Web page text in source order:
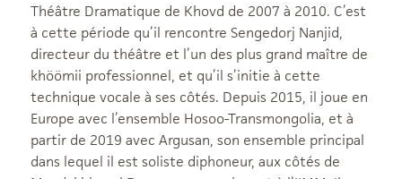
Théâtre Dramatique de Khovd de 2007 à 2010. C’est
à cette période qu’il rencontre Sengedorj Nanjid,
directeur du théâtre et l’un des plus grand maître de
khöömii professionnel, et qu’il s’initie à cette
technique vocale à ses côtés. Depuis 2015, il joue en
Europe avec l’ensemble Hosoo-Transmongolia, et à
partir de 2019 avec Argusan, son ensemble principal
dans lequel il est soliste diphoneur, aux côtés de